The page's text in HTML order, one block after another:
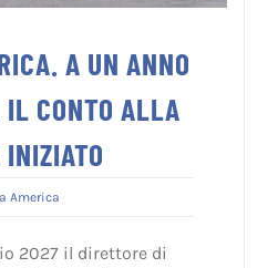
A UN ANNO
IL CONTO ALLA
INIZIATO
America
2027 il direttore di